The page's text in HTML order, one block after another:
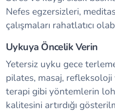
Nefes egzersizleri,
çalışmaları rahatlatıcı
Uykuya Öncelik Verin
Yetersiz uyku gece
pilates, masaj, refleksoloji
terapi gibi yöntemlerin
kalitesini artırdığı